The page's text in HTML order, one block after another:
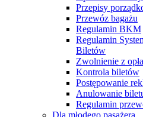
Przepisy
Przewóz bagażu
Regulamin BKM
Regulamin
Biletów
Zwolnienie z
Kontrola biletów
Postępowanie
Anulowanie
Regulamin
Dla młodego pasażera